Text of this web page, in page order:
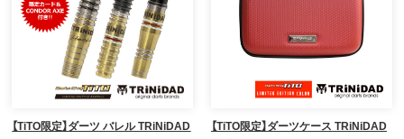
【TiTO限定】ダーツ バレル TRiNiDAD
【TiTO限定】ダーツケース TRiNiDAD